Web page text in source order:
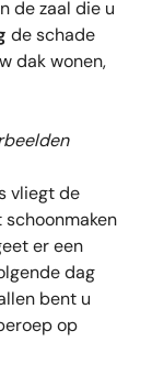
de zaal die u
de schade
dak wonen,
vliegt de
er een
dag
bent u
op